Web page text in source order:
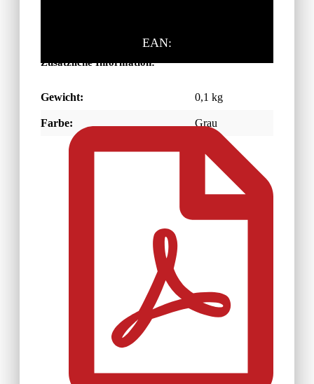
EAN:
Zusätzliche Information:
Gewicht: 0,1 kg
Farbe: Grau